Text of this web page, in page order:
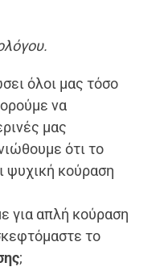
όλοι μας τόσο
να
μας
ότι το
ψυχική κούραση
για απλή κούραση
το
;